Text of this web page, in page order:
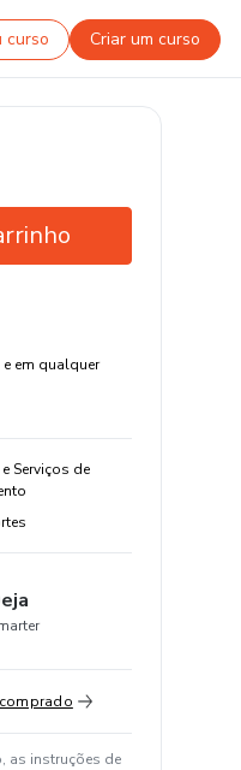
curso Criar um curso
em qualquer
Serviços de
as instruções de